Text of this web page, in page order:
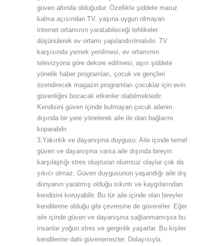
güven altında olduğudur. Özellikle şiddete maruz
kalma açısından TV, yaşına uygun olmayan
internet ortamının yaratabileceği tehlikeler
düşünülerek ev ortamı yapılandırılmalıdır. TV
karşısında yemek yenilmesi, ev ortamının
televizyona göre dekore edilmesi, aşırı şiddete
yönelik haber programları, çocuk ve gençleri
özendirecek magazin programları çocuklar için evin
güvenliğini bozacak etkenler olabilmektedir.
Kendisini güven içinde bulmayan çocuk ailenin
dışında bir yere yönelerek aile ile olan bağlarını
koparabilir.
3.Yakınlık ve dayanışma duygusu: Aile içinde temel
güven ve dayanışma varsa aile dışında bireyin
karşılaştığı stres oluşturan olumsuz olaylar çok da
yıkıcı olmaz. Güven duygusunun yaşandığı aile dış
dünyanın yaratmış olduğu sıkıntı ve kaygılarından
kendisini koruyabilir. Bu tür aile içinde olan bireyler
kendilerine olduğu gibi çevresine de güvenirler. Eğer
aile içinde güven ve dayanışma sağlanmamışsa bu
insanlar yoğun stres ve gerginlik yaşarlar. Bu kişiler
kendilerine dahi güvenemezler. Dolayısıyla